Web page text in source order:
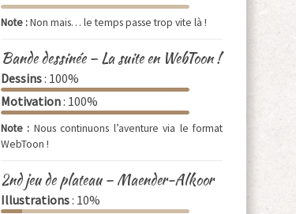
Note :Non mais… le temps passe trop vite là !
Bande dessinée – La suite en WebToon !
Dessins: 100%
Motivation: 100%
Note : Nous continuons l’aventure via le format
WebToon !
2nd jeu de plateau – Maender-Alkoor
Illustrations: 10%